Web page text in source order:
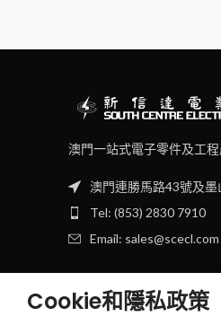
澳門一站式電子零件及工
澳門連勝馬路43號及
Tel: (853) 2830 7910
Email: sales@scecl.com
Cookie和隱私政策